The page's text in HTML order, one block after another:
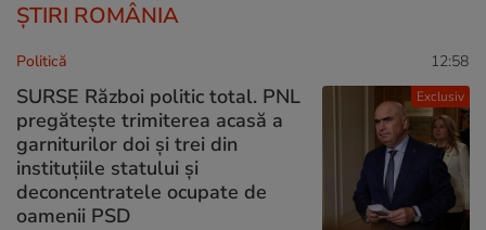
ȘTIRI ROMÂNIA
Exclusiv
Politică 12:58
SURSE Război politic total. PNL
pregătește trimiterea acasă a
garniturilor doi și trei din
instituțiile statului și
deconcentratele ocupate de
oamenii PSD